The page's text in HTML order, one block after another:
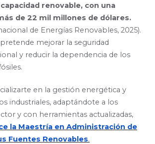
renovable, con una
de 22 mil millones de dólares.
de Energías Renovables, 2025).
mejorar la seguridad
y reducir la dependencia de los
en la gestión energética y
industriales, adaptándote a los
y con herramientas actualizadas,
la Maestría en Administración de
Fuentes Renovables.